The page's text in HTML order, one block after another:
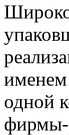
Широко
именем
одной
фирмы-